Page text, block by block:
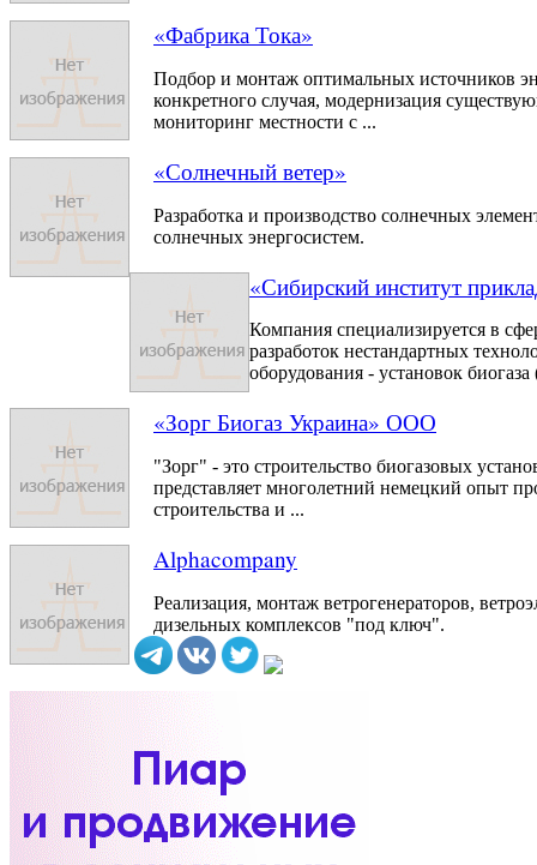
«Фабрика Тока»
Подбор и монтаж оптимальных источников
конкретного случая, модернизация
мониторинг местности с ...
«Солнечный ветер»
Разработка и производство солнечных
солнечных энергосистем.
«Сибирский институт
Компания специализируется в
разработок нестандартных
оборудования - установок
«Зорг Биогаз Украина» ООО
"Зорг" - это строительство биогазовых
представляет многолетний немецкий опыт
строительства и ...
Alphacompany
Реализация, монтаж ветрогенераторов,
дизельных комплексов "под ключ".